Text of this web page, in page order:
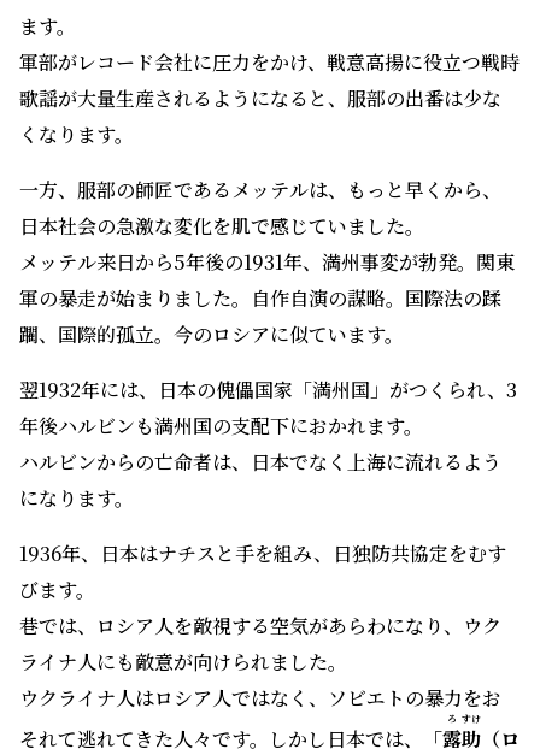
ます。
軍部がレコード会社に圧力をかけ、戦意高揚に役立つ戦時
歌謡が大量生産されるようになると、服部の出番は少な
くなります。
一方、服部の師匠であるメッテルは、もっと早くから、
日本社会の急激な変化を肌で感じていました。
メッテル来日から5年後の1931年、満州事変が勃発。関東
軍の暴走が始まりました。自作自演の謀略。国際法の蹂
躙、国際的孤立。今のロシアに似ています。
翌1932年には、日本の傀儡国家「満州国」がつくられ、3
年後ハルビンも満州国の支配下におかれます。
ハルビンからの亡命者は、日本でなく上海に流れるよう
になります。
1936年、日本はナチスと手を組み、日独防共協定をむす
びます。
巷では、ロシア人を敵視する空気があらわになり、ウク
ライナ人にも敵意が向けられました。
ウクライナ人はロシア人ではなく、ソビエトの暴力をお
それて逃れてきた人々です。しかし日本では、
「露
ろ
助
すけ
（ロ